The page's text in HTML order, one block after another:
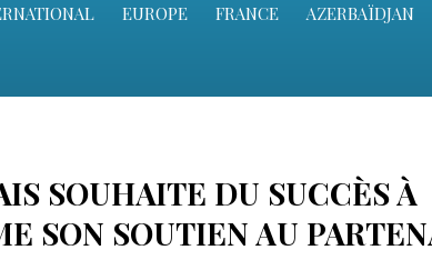
EUROPE FRANCE AZERBAÏDJAN
SOUHAITE DU SUCCÈS À
SON SOUTIEN AU